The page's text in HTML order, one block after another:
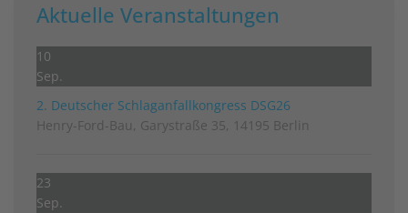
Aktuelle Veranstaltungen
10
Sep.
2. Deutscher Schlag­anfall­kongress DSG26
Henry-Ford-Bau, Garystraße 35, 14195 Berlin
23
Sep.